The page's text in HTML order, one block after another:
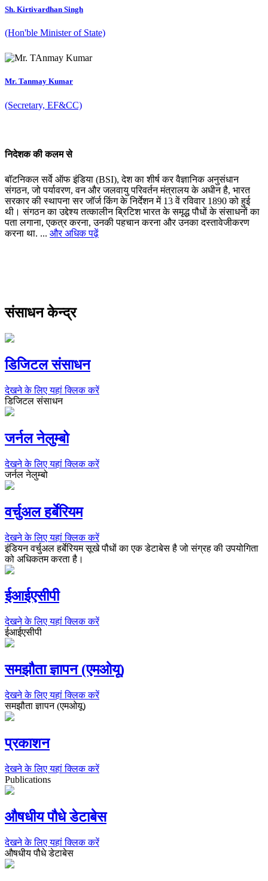
Sh. Kirtivardhan Singh
(Hon'ble Minister of State)
Mr. Tanmay Kumar
(Secretary, EF&CC)
निदेशक की कलम से
बॉटनिकल सर्वे ऑफ इंडिया (BSI), देश का शीर्ष कर वैज्ञानिक अनुसंधान
संगठन, जो पर्यावरण, वन और जलवायु परिवर्तन मंत्रालय के अधीन है, भारत
सरकार की स्थापना सर जॉर्ज किंग के निर्देशन में 13 वें रविवार 1890 को हुई
थी। संगठन का उद्देश्य तत्कालीन ब्रिटिश भारत के समृद्ध पौधों के संसाधनों का
पता लगाना, एकत्र करना, उनकी पहचान करना और उनका दस्तावेजीकरण
करना था. ... और अधिक पढ़ें
संसाधन केन्द्र
डिजिटल संसाधन
देखने के लिए यहां क्लिक करें
डिजिटल संसाधन
जर्नल नेलुम्बो
देखने के लिए यहां क्लिक करें
जर्नल नेलुम्बो
वर्चुअल हर्बेरियम
देखने के लिए यहां क्लिक करें
इंडियन वर्चुअल हर्बेरियम सूखे पौधों का एक डेटाबेस है जो संग्रह की उपयोगिता
को अधिकतम करता है।
ईआईएसीपी
देखने के लिए यहां क्लिक करें
ईआईएसीपी
समझौता ज्ञापन (एमओयू)
देखने के लिए यहां क्लिक करें
समझौता ज्ञापन (एमओयू)
प्रकाशन
देखने के लिए यहां क्लिक करें
Publications
औषधीय पौधे डेटाबेस
देखने के लिए यहां क्लिक करें
औषधीय पौधे डेटाबेस